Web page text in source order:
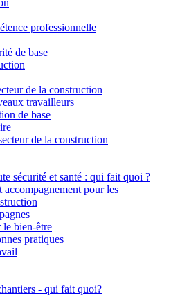
professionnelle
de base
de la construction
travailleurs
de base
de la construction
sécurité et santé : qui fait quoi ?
accompagnement pour les
le bien-être
pratiques
- qui fait quoi?